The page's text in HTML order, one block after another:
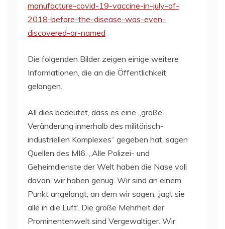
manufacture-covid-19-vaccine-in-july-of-
2018-before-the-disease-was-even-
discovered-or-named
Die folgenden Bilder zeigen einige weitere
Informationen, die an die Öffentlichkeit
gelangen.
All dies bedeutet, dass es eine „große
Veränderung innerhalb des militärisch-
industriellen Komplexes“ gegeben hat, sagen
Quellen des MI6. „Alle Polizei- und
Geheimdienste der Welt haben die Nase voll
davon, wir haben genug. Wir sind an einem
Punkt angelangt, an dem wir sagen, ‚jagt sie
alle in die Luft‘. Die große Mehrheit der
Prominentenwelt sind Vergewaltiger. Wir